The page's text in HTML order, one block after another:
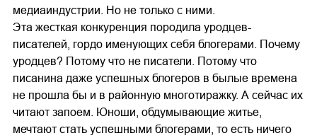
медиаиндустрии. Но не только с ними.
Эта жесткая конкуренция породила уродцев-
писателей, гордо именующих себя блогерами. Почему
уродцев? Потому что не писатели. Потому что
писанина даже успешных блогеров в былые времена
не прошла бы и в районную многотиражку. А сейчас их
читают запоем. Юноши, обдумывающие житье,
мечтают стать успешными блогерами, то есть ничего